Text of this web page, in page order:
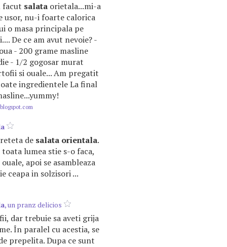
facut salata orietala...mi-a
usor, nu-i foarte calorica
o masa principala pe
De ce am avut nevoie? -
- 200 grame masline
- 1/2 gogosar murat
si ouale... Am pregatit
ingredientele La final
de salata orientala.
toata lumea stie s-o faca,
apoi se asambleaza
ceapa in solzisori ...
, un pranz delicios
dar trebuie sa aveti grija
În paralel cu acestia, se
prepelita. Dupa ce sunt